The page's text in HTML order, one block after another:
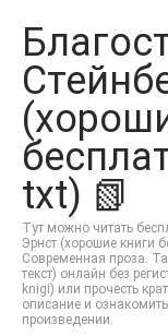
ЗАКЛАДКИ
txt) 📗
Тут можно читать
Эрнст (хорошие книги
Современная проза.
текст) онлайн без
knigi) или прочесть
описание и
произведении.